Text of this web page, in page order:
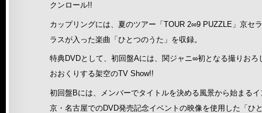
クンロール!!
カップリングには、夏のツアー「TOUR 2∞9 PUZZLE」京セ
ラスが入った楽曲「ひとつのうた」を収録。
特典DVDとして、初回盤Aには、関ジャニ∞初となる撮りお
おおくりする架空のTV Show!!
初回盤Bには、メンバーでタイトルを決める風景から始まる
京・名古屋でのDVD発売記念イベントの映像を使用した「ひ